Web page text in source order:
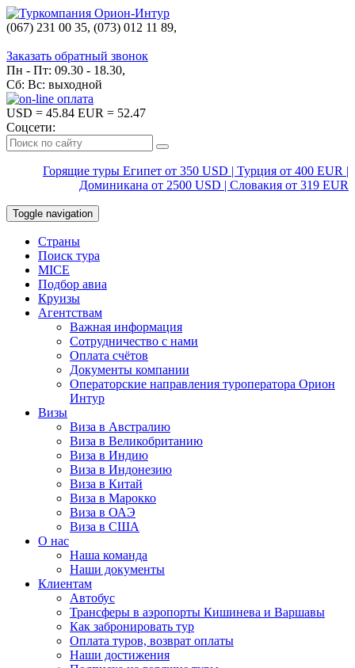
(067) 231 00 35, (073) 012 11 89,
Заказать обратный звонок
Пн - Пт: 09.30 - 18.30,
Сб: Вс: выходной
USD = 45.84 EUR = 52.47
Соцсети:
Горящие туры Египет от 350 USD | Турция от 400 EUR |
Доминикана от 2500 USD | Словакия от 319 EUR
Toggle navigation
Страны
Поиск тура
MICE
Подбор авиа
Круизы
Агентствам
Важная информация
Сотрудничество с нами
Оплата счётов
Документы компании
Операторские направления туроператора Орион
Интур
Визы
Виза в Австралию
Виза в Великобританию
Виза в Индию
Виза в Индонезию
Виза в Китай
Виза в Марокко
Виза в ОАЭ
Виза в США
О нас
Наша команда
Наши документы
Клиентам
Автобус
Трансферы в аэропорты Кишинева и Варшавы
Как забронировать тур
Оплата туров, возврат оплаты
Наши достижения